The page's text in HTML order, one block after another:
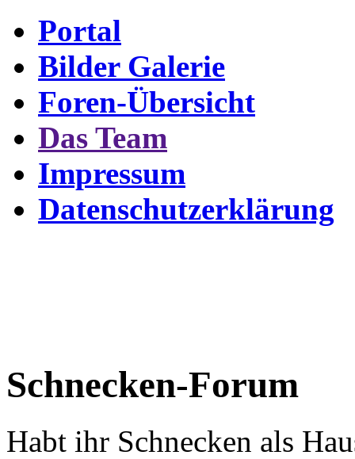
Portal
Bilder Galerie
Foren-Übersicht
Das Team
Impressum
Datenschutzerklärung
Schnecken-Forum
Habt ihr Schnecken als